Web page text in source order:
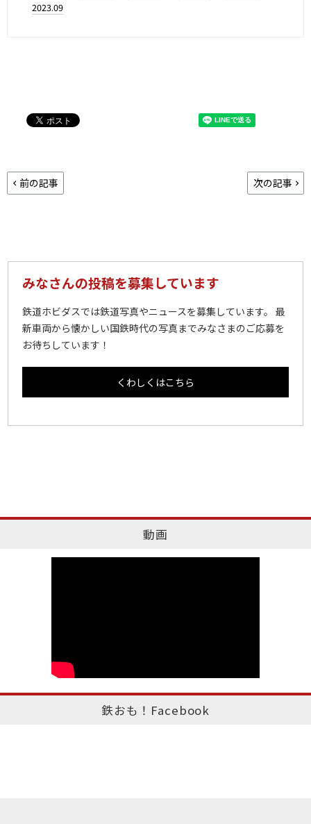
2023.09
前の記事 次の記事
みなさんの投稿を募集しています
鉄道ホビダスでは鉄道写真やニュースを募集しています。 最
新車両から懐かしい国鉄時代の写真までみなさまのご応募を
お待ちしています！
くわしくはこちら
動画
鉄おも！Facebook